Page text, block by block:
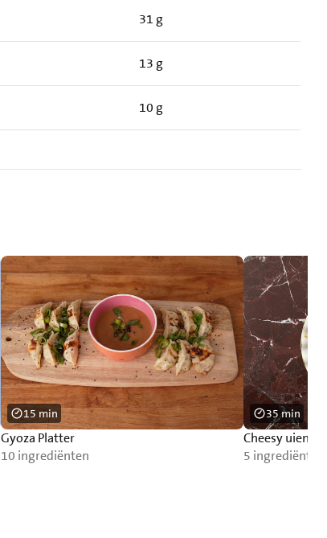
31 g
13 g
10 g
Gyoza Platter
10 ingrediënten
15 min
Cheesy uien
5 ingrediënten
35 min